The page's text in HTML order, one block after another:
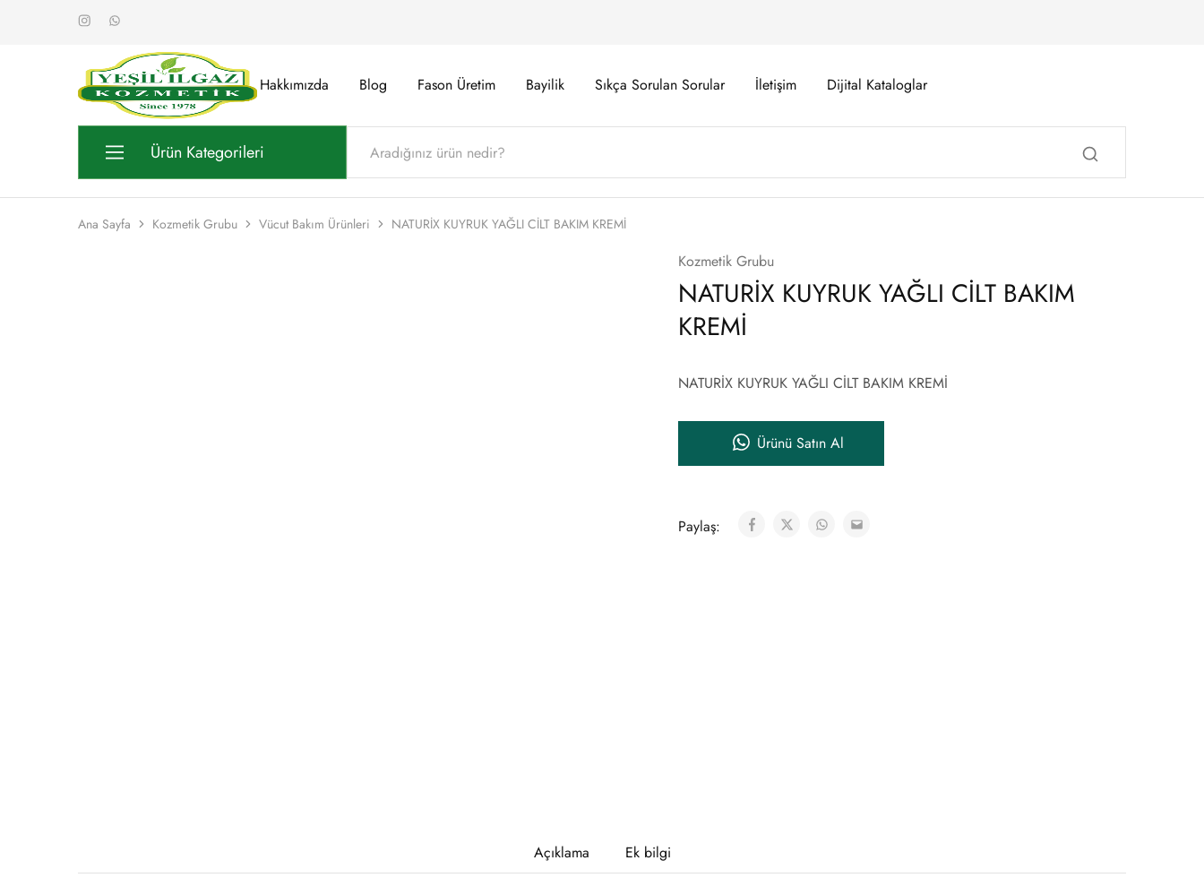
Yeşil
Ilgaz
Kozmetik
Yarım
Asırlık
Hakkımızda Blog Fason Üretim Bayilik Sıkça Sorulan Sorular İletişim Dijital Kataloglar
Ürün Kategorileri
Ana Sayfa Kozmetik Grubu Vücut Bakım Ürünleri NATURİX KUYRUK YAĞLI CİLT BAKIM KREMİ
Kozmetik Grubu
NATURİX KUYRUK YAĞLI CİLT BAKIM
KREMİ
NATURİX KUYRUK YAĞLI CİLT BAKIM KREMİ
Ürünü Satın Al
Paylaş:
Açıklama Ek bilgi